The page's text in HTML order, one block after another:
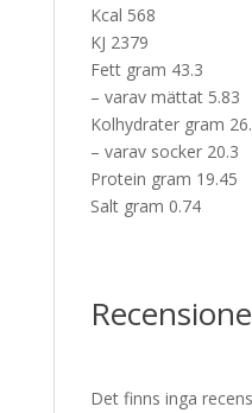
Kcal 568
KJ 2379
Fett gram 43.3
– varav mättat 5.83
Kolhydrater gram
– varav socker 20.3
Protein gram 19.45
Salt gram 0.74
Det finns inga